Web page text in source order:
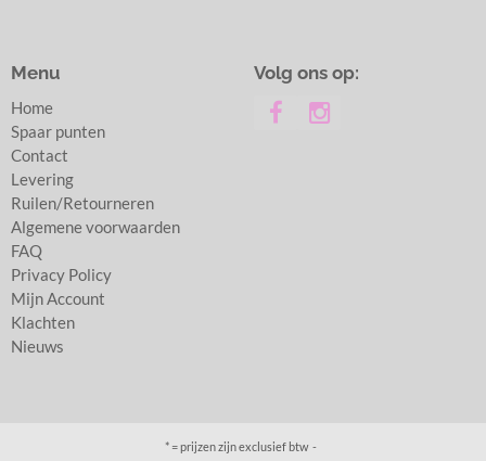
Menu
Home
Spaar punten
Contact
Levering
Ruilen/Retourneren
Algemene voorwaarden
FAQ
Privacy Policy
Mijn Account
Klachten
Nieuws
Volg ons op:
* = prijzen zijn exclusief btw -